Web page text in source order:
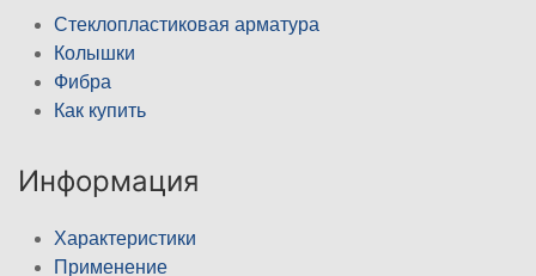
Стеклопластиковая арматура
Колышки
Фибра
Как купить
Информация
Характеристики
Применение